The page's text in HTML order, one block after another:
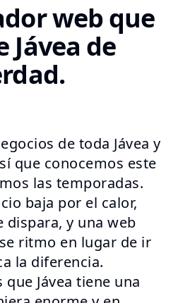
web que
Jávea de
de toda Jávea y
que conocemos este
las temporadas.
baja por el calor,
y una web
ritmo en lugar de ir
la diferencia.
Jávea tiene una